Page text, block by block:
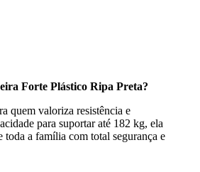
Forte Plástico Ripa Preta?
quem valoriza resistência e
para suportar até 182 kg, ela
toda a família com total segurança e